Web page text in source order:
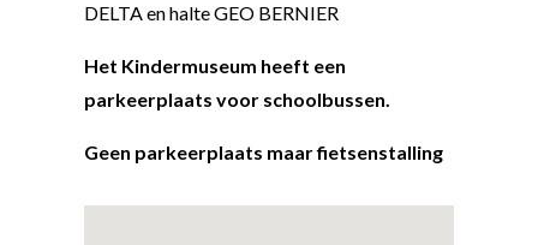
DELTA en halte GEO BERNIER
Het Kindermuseum heeft een
parkeerplaats voor schoolbussen.
Geen parkeerplaats maar fietsenstalling